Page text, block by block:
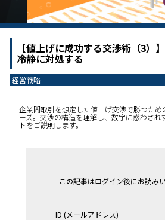
【値上げに成功する交渉術（3）
冷静に対処する
経営戦略
企業間取引を想定した値上げ交渉で勝つため
ーズ。交渉の構造を理解し、数字に惑わされ
トをご説明します。
この記事はログイン後にお読み
ID (メールアドレス)